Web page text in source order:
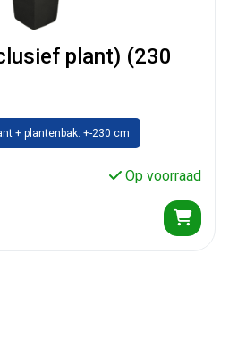
plant) (230
+ plantenbak: +-230 cm
Op voorraad